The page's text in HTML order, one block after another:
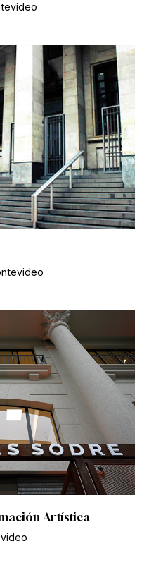
Artística